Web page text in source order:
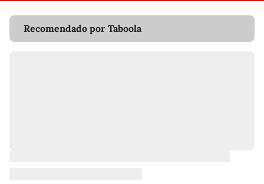
Recomendado por Taboola